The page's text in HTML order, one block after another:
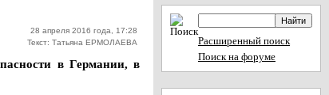
28 апреля 2016 года, 17:28
Текст: Татьяна ЕРМОЛАЕВА
в Германии, в
Расширенный поиск
Поиск на форуме